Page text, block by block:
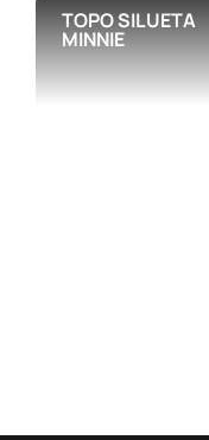
TOPO SILUETA
MINNIE